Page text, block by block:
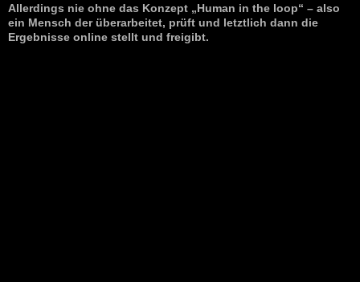
Allerdings nie ohne das Konzept „Human in the loop“ – also
ein Mensch der überarbeitet, prüft und letztlich dann die
Ergebnisse online stellt und freigibt.